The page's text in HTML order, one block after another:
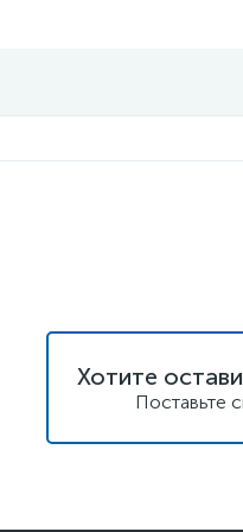
Хотите
Поставьте